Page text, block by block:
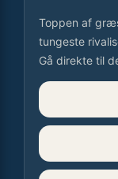
Toppen af
tungeste
Gå direkte til